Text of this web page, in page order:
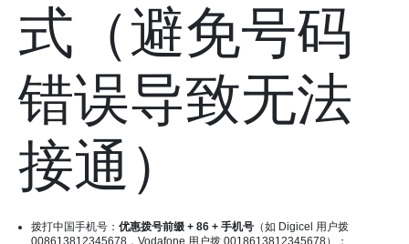
式（避免号码
错误导致无法
接通）
拨打中国手机号：优惠拨号前缀 + 86 + 手机号 （如 Digicel 用户拨
008613812345678，Vodafone 用户拨 0018613812345678）；